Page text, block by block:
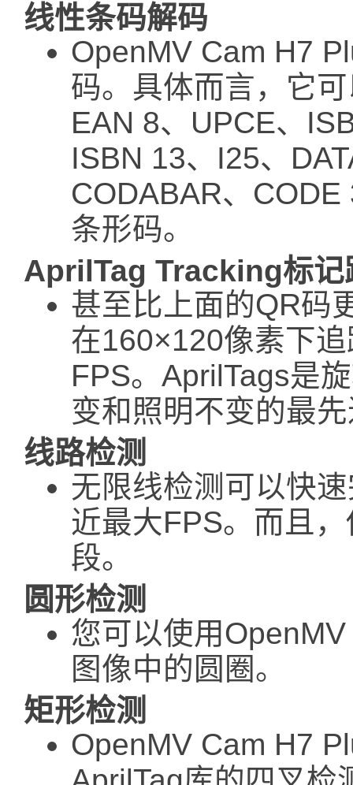
线性条码解码
OpenMV Cam H7
码。具体而言，它
EAN 8、UPCE、
ISBN 13、I25、
CODABAR、
条形码。
AprilTag Tracking标记
甚至比上面的QR码
在160×120像素下
FPS。AprilTags是
变和照明不变的最
线路检测
无限线检测可以快
近最大FPS。而且
段。
圆形检测
您可以使用
图像中的圆圈。
矩形检测
OpenMV Cam H7